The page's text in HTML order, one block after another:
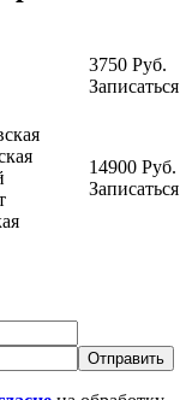
3750 Руб.
Записаться
14900 Руб.
Записаться